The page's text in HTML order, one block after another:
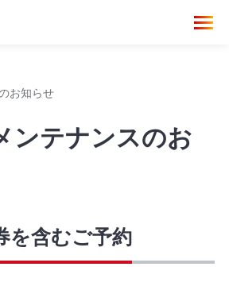
お知らせ
ンテナンスのお
を含むご予約